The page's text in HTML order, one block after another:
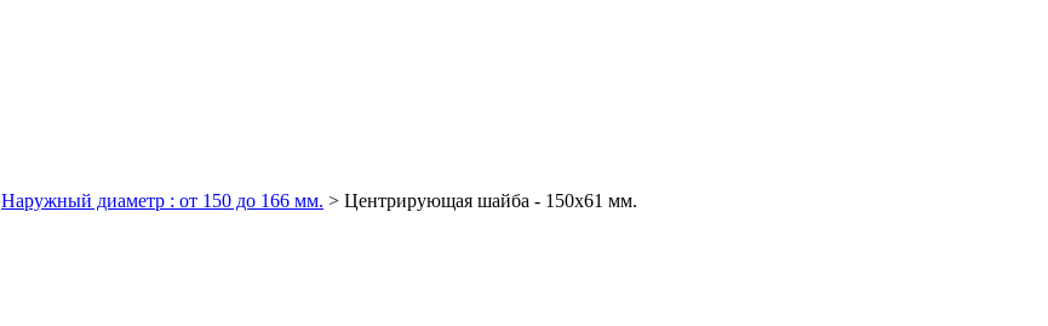
Наружный диаметр : от 150 до 166 мм. > Центрирующая шайба - 150х61 мм.